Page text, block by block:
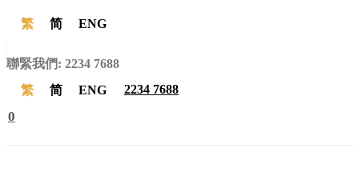
繁 简 ENG
聯緊我們: 2234 7688
繁
简 ENG 2234 7688
0